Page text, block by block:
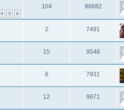
4 5 6
104 88682
2 7491
15 9548
6 7931
12 9871